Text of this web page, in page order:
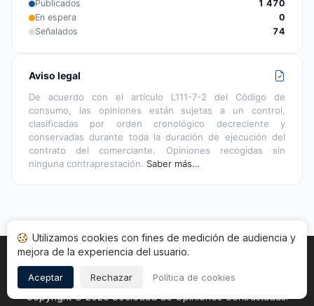
Publicados
1 470
En espera
0
Señalados
74
Aviso legal
De acuerdo con el artículo L111-7-2 del Código de
consumo, las opiniones están sujetas a un control,
clasificadas por orden cronológico decreciente y
conservadas durante toda la duración de ejecución del
contrato del comerciante. Opiniones recogidas sin
ninguna contraprestación. Saber más…
Inicio
Cookies
Legal
Copyright © 2026Sociedad de Opiniones Contrastadas.
Utilizamos cookies con fines de medición de audiencia y
mejora de la experiencia del usuario.
Aceptar Rechazar Política de cookies